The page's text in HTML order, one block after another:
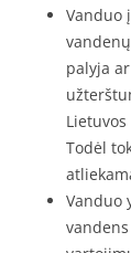
Vanduo
palyja
Todėl
Vanduo